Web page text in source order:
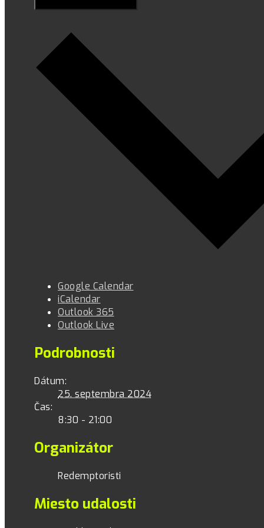
Google Calendar
iCalendar
Outlook 365
Outlook Live
Podrobnosti
Dátum:
25. septembra 2024
Čas:
8:30 - 21:00
Organizátor
Redemptoristi
Miesto udalosti